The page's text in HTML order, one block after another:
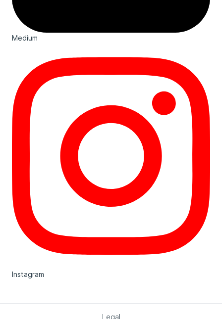
Medium
Instagram
Legal